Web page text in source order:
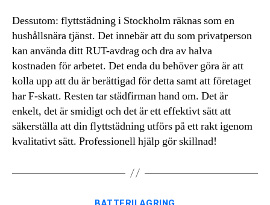
Dessutom: flyttstädning i Stockholm räknas som en
hushållsnära tjänst. Det innebär att du som privatperson
kan använda ditt RUT-avdrag och dra av halva
kostnaden för arbetet. Det enda du behöver göra är att
kolla upp att du är berättigad för detta samt att företaget
har F-skatt. Resten tar städfirman hand om. Det är
enkelt, det är smidigt och det är ett effektivt sätt att
säkerställa att din flyttstädning utförs på ett rakt igenom
kvalitativt sätt. Professionell hjälp gör skillnad!
Kategorier
BATTERILAGRING